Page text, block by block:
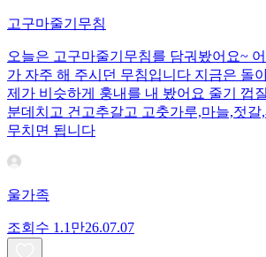
고구마줄기무침
오늘은 고구마줄기무침를 담궈봤어요~
가 자주 해 주시던 무침입니다 지금은 돌
제가 비슷하게 훙내를 내 봤어요 줄기 껍
분데치고 건고추갈고 고춧가루,마늘,젓갈
무치면 됩니다
울가족
조회수 1.1만26.07.07